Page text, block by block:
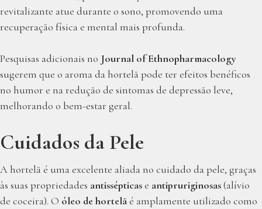
revitalizante atue durante o sono, promovendo uma
recuperação física e mental mais profunda.
Pesquisas adicionais no Journal of Ethnopharmacology
sugerem que o aroma da hortelã pode ter efeitos benéficos
no humor e na redução de sintomas de depressão leve,
melhorando o bem-estar geral.
Cuidados da Pele
A hortelã é uma excelente aliada no cuidado da pele, graças
às suas propriedades antissépticase antipruriginosas(alívio
de coceira). O óleo de hortelãé amplamente utilizado como